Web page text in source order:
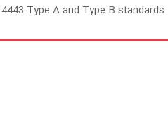
Type A and Type B